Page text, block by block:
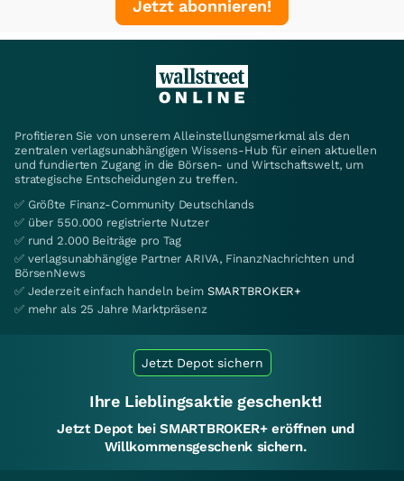
Jetzt abonnieren!
Profitieren Sie von unserem Alleinstellungsmerkmal als den
zentralen verlagsunabhängigen Wissens-Hub für einen aktuellen
und fundierten Zugang in die Börsen- und Wirtschaftswelt, um
strategische Entscheidungen zu treffen.
✅ Größte Finanz-Community Deutschlands
✅ über 550.000 registrierte Nutzer
✅ rund 2.000 Beiträge pro Tag
✅ verlagsunabhängige Partner ARIVA, FinanzNachrichten und
BörsenNews
✅ Jederzeit einfach handeln beim SMARTBROKER+
✅ mehr als 25 Jahre Marktpräsenz
Jetzt Depot sichern
Ihre Lieblingsaktie geschenkt!
Jetzt Depot bei SMARTBROKER+ eröffnen und
Willkommensgeschenk sichern.